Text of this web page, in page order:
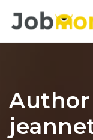
Author